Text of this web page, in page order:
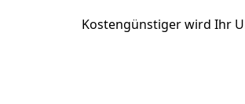
Kostengünstiger wird Ihr